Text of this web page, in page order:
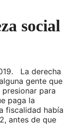
social
La derecha
gente que
para
paga la
fiscalidad había
antes de que